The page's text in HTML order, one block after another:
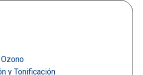
y Tonificación